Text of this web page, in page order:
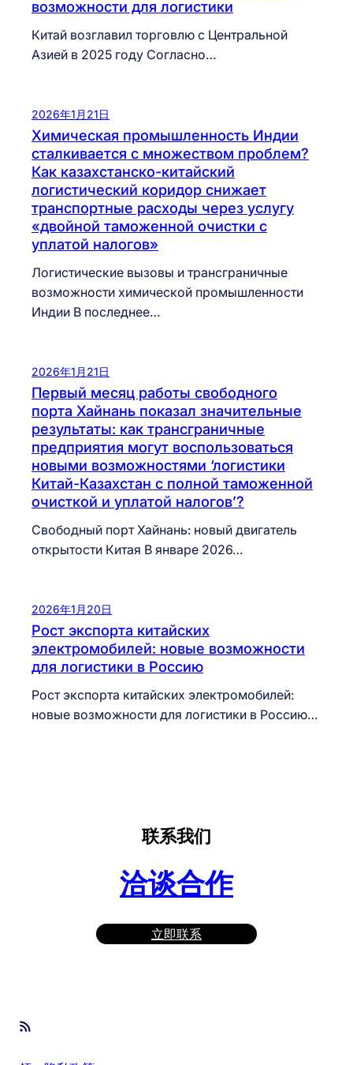
возможности для логистики
Китай возглавил торговлю с Центральной
Азией в 2025 году Согласно…
2026年1月21日
Химическая промышленность Индии
сталкивается с множеством проблем?
Как казахстанско-китайский
логистический коридор снижает
транспортные расходы через услугу
«двойной таможенной очистки с
уплатой налогов»
Логистические вызовы и трансграничные
возможности химической промышленности
Индии В последнее…
2026年1月21日
Первый месяц работы свободного
порта Хайнань показал значительные
результаты: как трансграничные
предприятия могут воспользоваться
новыми возможностями ‘логистики
Китай-Казахстан с полной таможенной
очисткой и уплатой налогов’?
Свободный порт Хайнань: новый двигатель
открытости Китая В январе 2026…
2026年1月20日
Рост экспорта китайских
электромобилей: новые возможности
для логистики в Россию
Рост экспорта китайских электромобилей:
новые возможности для логистики в Россию…
联系我们
洽谈合作
立即联系
RSS Feed